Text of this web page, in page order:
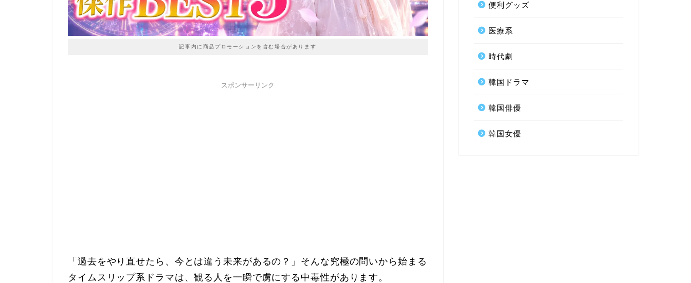
記事内に商品プロモーションを含む場合があります
スポンサーリンク
「過去をやり直せたら、今とは違う未来があるの？」そんな究極の問いから始まる
タイムスリップ系ドラマは、観る人を一瞬で虜にする中毒性があります。
便利グッズ
医療系
時代劇
韓国ドラマ
韓国俳優
韓国女優